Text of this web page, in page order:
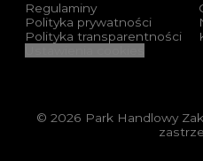
Regulaminy
Polityka prywatności
Polityka transparentności
© 2026 Park Handlowy